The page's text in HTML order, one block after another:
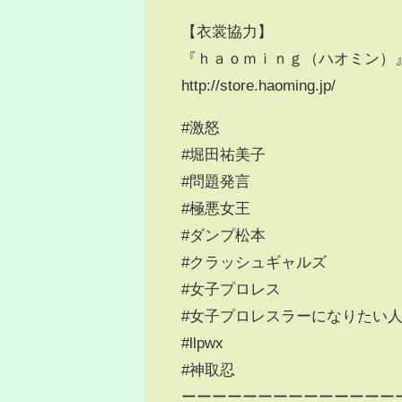
【衣裳協力】
『ｈａｏｍｉｎｇ（ハオミン）』
http://store.haoming.jp/
#激怒
#堀田祐美子
#問題発言
#極悪女王
#ダンプ松本
#クラッシュギャルズ
#女子プロレス
#女子プロレスラーになりたい
#llpwx
#神取忍
ーーーーーーーーーーーーーー